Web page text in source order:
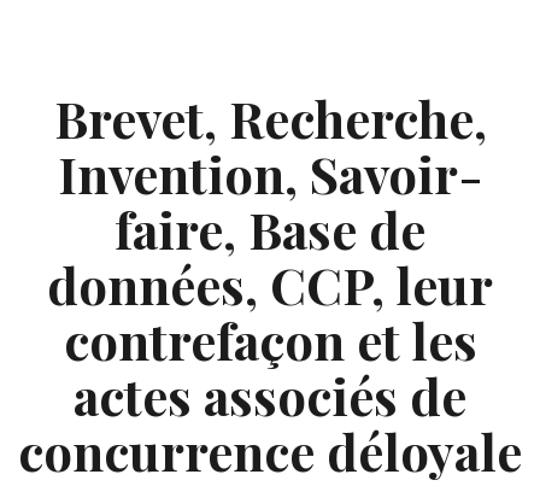
Brevet, Recherche,
Invention, Savoir-
faire, Base de
données, CCP, leur
contrefaçon et les
actes associés de
concurrence déloyale